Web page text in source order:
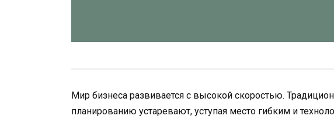
Мир бизнеса развивается с высокой скоростью.
планированию устаревают, уступая место гибким и